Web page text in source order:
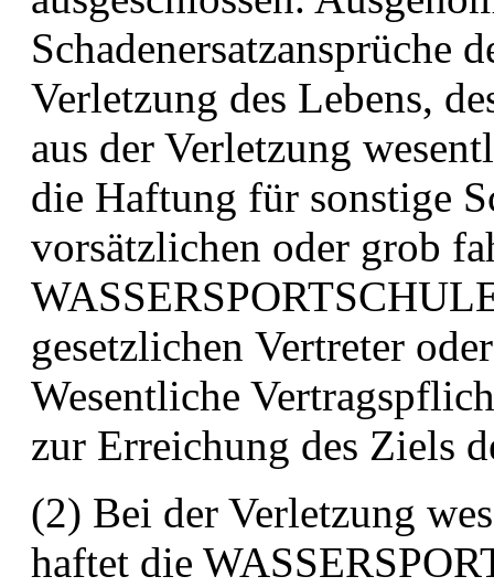
Schadenersatzansprüche
Verletzung des Lebens,
aus der Verletzung
die Haftung für sonstige
vorsätzlichen oder grob
gesetzlichen Vertreter
Wesentliche
zur Erreichung des Ziels
(2) Bei der Verletzung
haftet die